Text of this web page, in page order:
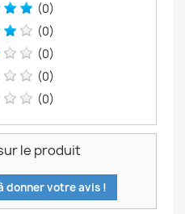
(0)
(0)
(0)
(0)
(0)
le produit
donner votre avis !